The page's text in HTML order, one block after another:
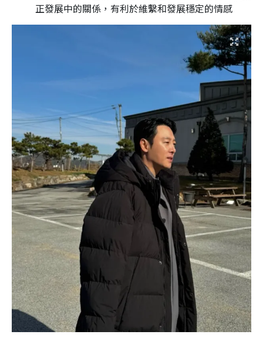
正發展中的關係，有利於維繫和發展穩定的情感